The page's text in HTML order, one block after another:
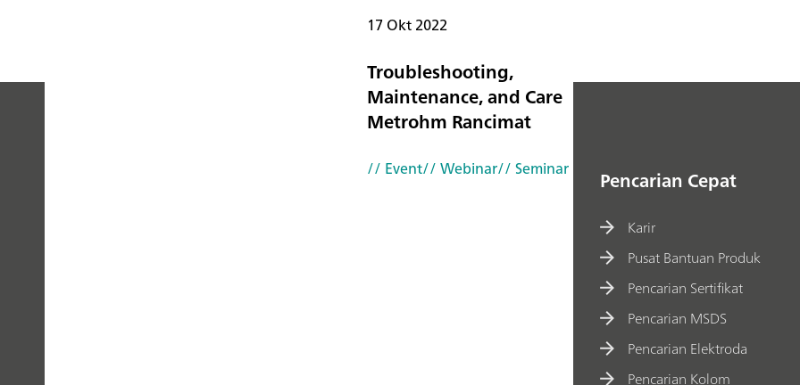
17 Okt 2022
Troubleshooting,
Maintenance, and Care
Metrohm Rancimat
// Event// Webinar// Seminar Pencarian Cepat
Karir
Pusat Bantuan Produk
Pencarian Sertifikat
Pencarian MSDS
Pencarian Elektroda
Pencarian Kolom